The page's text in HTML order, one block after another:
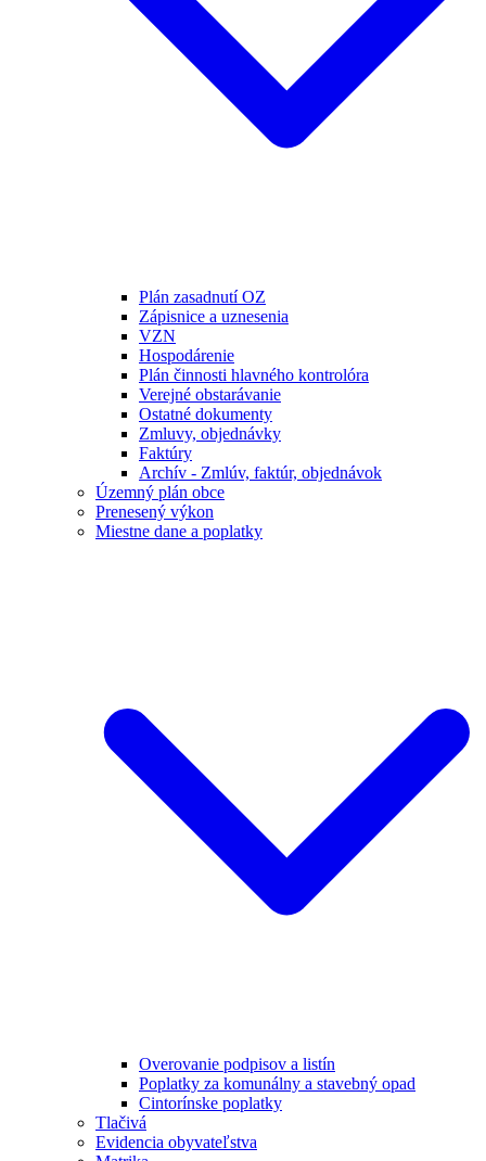
Plán zasadnutí OZ
Zápisnice a uznesenia
VZN
Hospodárenie
Plán činnosti hlavného kontrolóra
Verejné obstarávanie
Ostatné dokumenty
Zmluvy, objednávky
Faktúry
Archív - Zmlúv, faktúr, objednávok
Územný plán obce
Prenesený výkon
Miestne dane a poplatky
Overovanie podpisov a listín
Poplatky za komunálny a stavebný opad
Cintorínske poplatky
Tlačivá
Evidencia obyvateľstva